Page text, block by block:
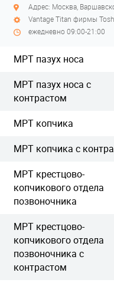
Адрес: Москва,
Vantage Titan фирмы
ежедневно 09:00-21:00
МРТ пазух носа
МРТ пазух носа с
контрастом
МРТ копчика
МРТ копчика с
МРТ крестцово-
копчикового отдела
позвоночника
МРТ крестцово-
копчикового отдела
позвоночника с
контрастом